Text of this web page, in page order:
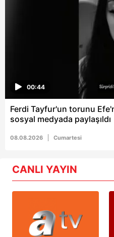
00:44
Ferdi Tayfur'un torunu
sosyal medyada paylaşıldı
08.08.2026 Cumartesi
CANLI YAYIN